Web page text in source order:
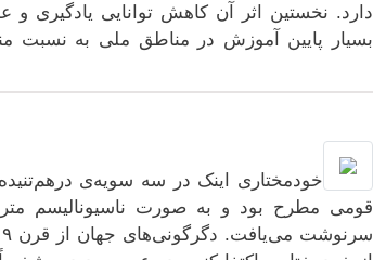
دارد. نخستین اثر آن کاهش توانایی
بسیار پایین آموزش در مناطق ملی به نسبت
خودمختاری اینک در سه سویه‌ی
قومی مطرح بود و به صورت ناسیونالیسم